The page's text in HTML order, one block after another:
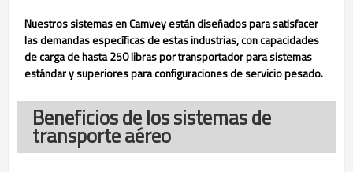
Nuestros sistemas en Camvey están diseñados para satisfacer
las demandas específicas de estas industrias, con capacidades
de carga de hasta 250 libras por transportador para sistemas
estándar y superiores para configuraciones de servicio pesado.
Beneficios de los sistemas de
transporte aéreo